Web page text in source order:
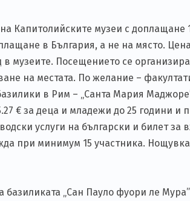
Капитолийските музеи с доплащане
в България, а не на място.
в музеите. Посещението се
на местата. По жeлание –
в Рим – „Санта Мария
€ за деца и младежи до 25 години
услуги на български и билет за
при минимум 15 участника.
„Сан Пауло фуори ле